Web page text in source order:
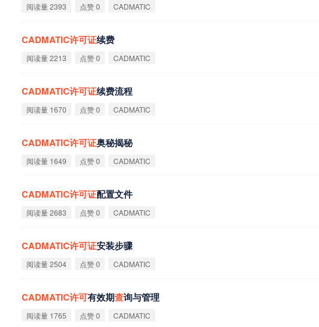
阅读量 2393 点赞 0 CADMATIC
CADMATIC许可证续费
阅读量 2213 点赞 0 CADMATIC
CADMATIC许可证续费流程
阅读量 1670 点赞 0 CADMATIC
CADMATIC许可证奥秘揭秘
阅读量 1649 点赞 0 CADMATIC
CADMATIC许可证配置文件
阅读量 2683 点赞 0 CADMATIC
CADMATIC许可证安装步骤
阅读量 2504 点赞 0 CADMATIC
CADMATIC许可有效期查询与管理
阅读量 1765 点赞 0 CADMATIC